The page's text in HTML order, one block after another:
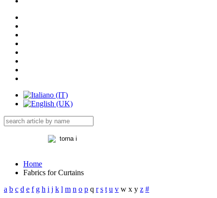
Home
Fabrics for Curtains
a b c d e f g h i j k l m n o p q r s t u v w x y z #